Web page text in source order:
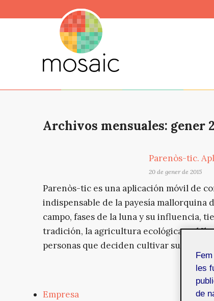
Archivos mensuales: gener
Parenòs-tic.
20 de gener de 2015
Parenòs-tic es una aplicación móvil de
indispensable de la payesía
campo, fases de la luna y su influencia,
tradición, la agricultura ecológica y el
personas que deciden cultivar sus
Empresa
les
de